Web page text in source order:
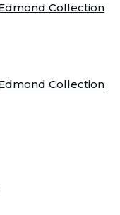
Collection
Collection